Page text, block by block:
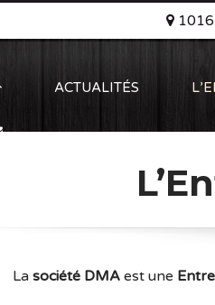
ACTUALITÉS
La société DMA est une